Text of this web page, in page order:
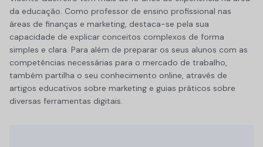
da educação. Como professor de ensino profissional nas
áreas de finanças e marketing, destaca-se pela sua
capacidade de explicar conceitos complexos de forma
simples e clara. Para além de preparar os seus alunos com as
competências necessárias para o mercado de trabalho,
também partilha o seu conhecimento online, através de
artigos educativos sobre marketing e guias práticos sobre
diversas ferramentas digitais.